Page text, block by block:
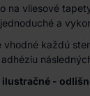
na vliesové
a
vhodné každú
-